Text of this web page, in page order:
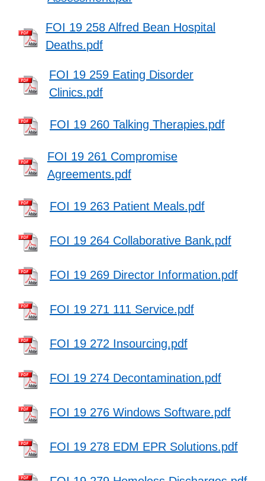
FOI 19 258 Alfred Bean Hospital
Deaths.pdf
FOI 19 259 Eating Disorder
Clinics.pdf
FOI 19 260 Talking Therapies.pdf
FOI 19 261 Compromise
Agreements.pdf
FOI 19 263 Patient Meals.pdf
FOI 19 264 Collaborative Bank.pdf
FOI 19 269 Director Information.pdf
FOI 19 271 111 Service.pdf
FOI 19 272 Insourcing.pdf
FOI 19 274 Decontamination.pdf
FOI 19 276 Windows Software.pdf
FOI 19 278 EDM EPR Solutions.pdf